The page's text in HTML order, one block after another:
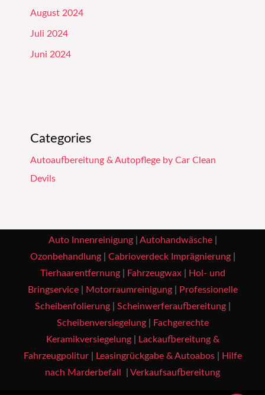
August 2024
Juli 2024
Juni 2024
Categories
Autoaufbereitung & Autopflege by Car Clean
Devils
Auto Innenreinigung| Autohandwäsche|
Ozonbehandlung| Cabrioverdeck Imprägnierung|
Tierhaarentfernung| Fahrzeugwax|
Hol- und
Bringservice| Motorraumreinigung|
Professionelle
Scheibenfolierung| Scheinwerferaufbereitung|
Scheibenversiegelung|
Fachgerechte
Keramikversiegelung|
Lackaufbereitung &
Fahrzeugpolitur| Leasingrückgabe & Autoabos|
Hilfe
nach Marderbefall
Verkaufsaufbereitung